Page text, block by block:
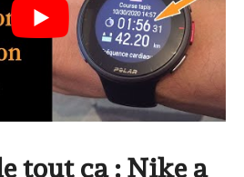
tout ça : Nike a